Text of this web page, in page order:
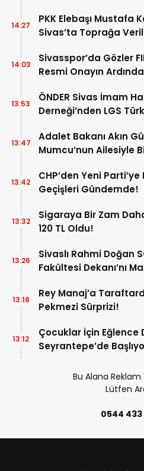
PKK Elebaşı Mustafa
Sivas’ta Toprağa
14:27
Sivasspor’da Gözler
Resmi Onayın
14:03
ÖNDER Sivas İmam
Derneği’nden LGS
13:53
Adalet Bakanı Akın
Mumcu’nun Ailesiyle
13:47
CHP’den Yeni
Geçişleri Gündemde!
13:42
Sigaraya Bir Zam
120 TL Oldu!
13:32
Sivaslı Rahmi Doğan
Fakültesi Dekanı’nı
13:26
Rey Manaj’a
Pekmezi Sürprizi!
13:18
Çocuklar İçin Eğlence
Seyrantepe’de
13:12
Bu Alana Reklam
Lütfen
0544 433